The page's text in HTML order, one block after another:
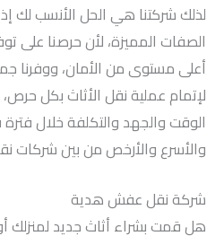
لذلك شركتنا هي الحل الأنسب لك
الصفات المميزة، لأن حرصنا على
أعلى مستوى من الأمان، ووفرنا
لإتمام عملية نقل الأثاث بكل حرص،
الوقت والجهد والتكلفة خلال
والأسرع والأرخص من بين شركات
شركة نقل عفش هدية
هل قمت بشراء أثاث جديد لمنزلك